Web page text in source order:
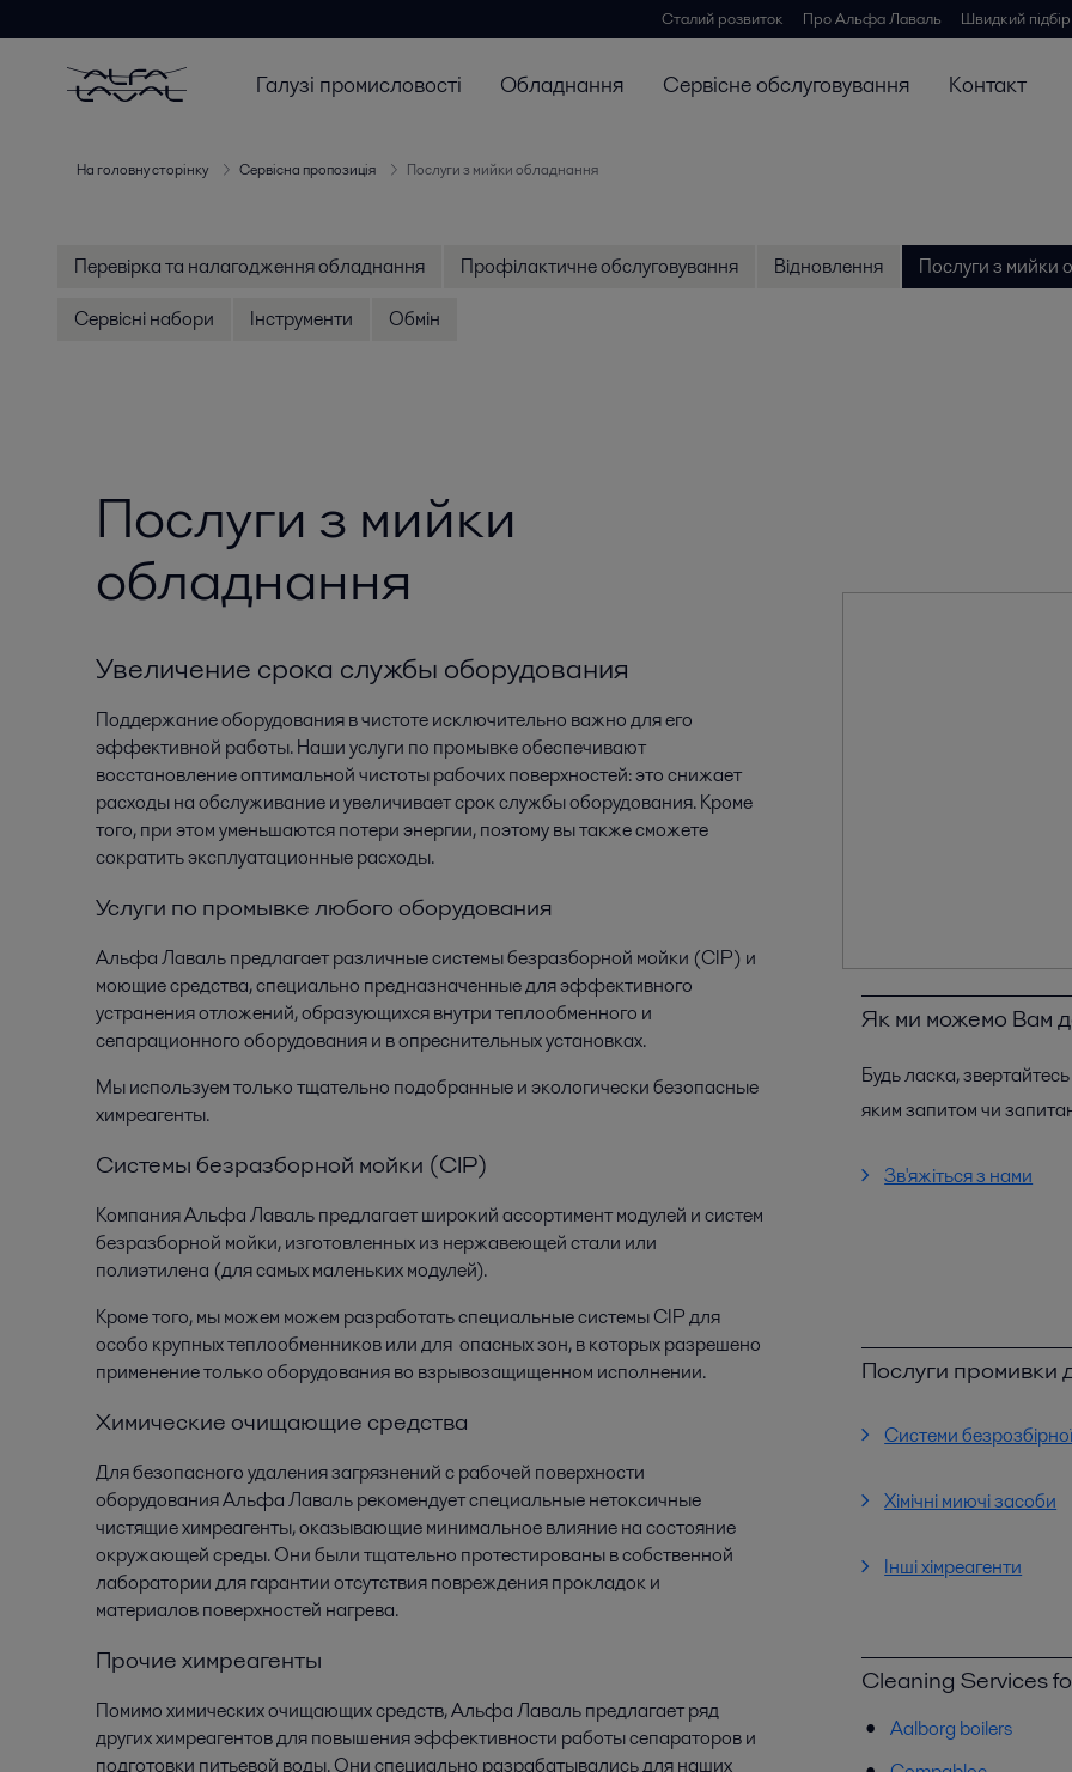
Сталий розвиток Про Альфа Лаваль Швидкий
Галузі промисловості Обладнання Сервісне обслуговування Контакт
На головну сторінку Сервісна пропозиція Послуги з мийки обладнання
Перевірка та налагодження обладнання Профілактичне обслуговування Відновлення
Послуги з мийки
Сервісні набори
Інструменти Обмін
Послуги з мийки
обладнання
Увеличение срока службы оборудования
Поддержание оборудования в чистоте исключительно важно для его
эффективной работы. Наши услуги по промывке обеспечивают
восстановление оптимальной чистоты рабочих поверхностей: это снижает
расходы на обслуживание и увеличивает срок службы оборудования. Кроме
того, при этом уменьшаются потери энергии, поэтому вы также сможете
сократить эксплуатационные расходы.
Услуги по промывке любого оборудования
Альфа Лаваль предлагает различные системы безразборной мойки (CIP) и
моющие средства, специально предназначенные для эффективного
устранения отложений, образующихся внутри теплообменного и
сепарационного оборудования и в опреснительных установках.
Мы используем только тщательно подобранные и экологически безопасные
химреагенты.
Системы безразборной мойки (CIP)
Компания Альфа Лаваль предлагает широкий ассортимент модулей и систем
безразборной мойки, изготовленных из нержавеющей стали или
полиэтилена (для самых маленьких модулей).
Кроме того, мы можем можем разработать специальные системы CIP для
особо крупных теплообменников или для опасных зон, в которых разрешено
применение только оборудования во взрывозащищенном исполнении.
Химические очищающие средства
Для безопасного удаления загрязнений с рабочей поверхности
оборудования Альфа Лаваль рекомендует специальные нетоксичные
чистящие химреагенты, оказывающие минимальное влияние на состояние
окружающей среды. Они были тщательно протестированы в собственной
лаборатории для гарантии отсутствия повреждения прокладок и
материалов поверхностей нагрева.
Прочие химреагенты
Помимо химических очищающих средств, Альфа Лаваль предлагает ряд
других химреагентов для повышения эффективности работы сепараторов и
подготовки питьевой воды. Они специально разрабатывались для наших
Як ми можемо Вам
Будь ласка,
яким запитом чи
Зв'яжіться з нами
Послуги промивки
Системи
Хімічні миючі засоби
Інші хімреагенти
Cleaning Services
Aalborg boilers